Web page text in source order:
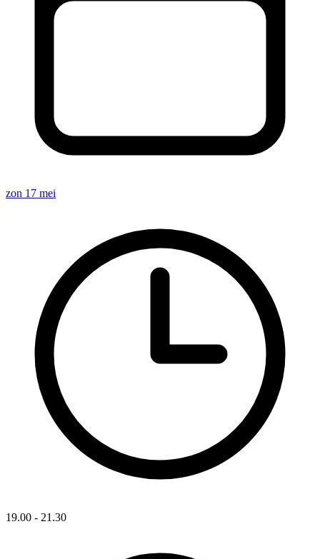
zon 17 mei
19.00 - 21.30